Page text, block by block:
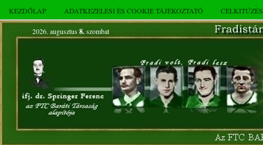
KEZDŐLAP ADATKEZELÉSI ÉS COOKIE TÁJÉKOZTATÓ
2026. augusztus 8.szombat